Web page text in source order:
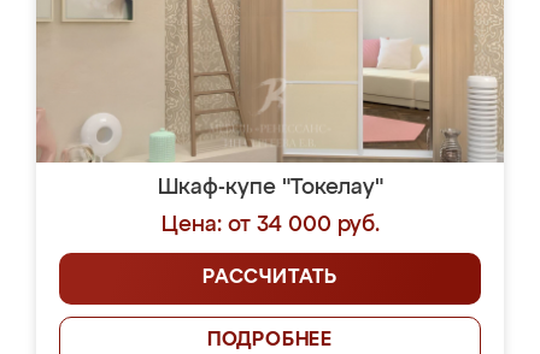
Шкаф-купе "Токелау"
Цена: от 34 000 руб.
РАССЧИТАТЬ
ПОДРОБНЕЕ